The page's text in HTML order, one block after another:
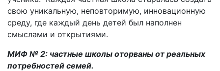
свою уникальную, неповторимую, инновационную
среду, где каждый день детей был наполнен
смыслами и открытиями.
МИФ № 2: частные школы оторваны от реальных
потребностей семей.